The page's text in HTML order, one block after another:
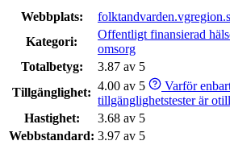
Webbplats:
Kategori:
Offentligt finansierad
omsorg
Totalbetyg:
3.87 av 5
Tillgänglighet: 4.00 av 5
Varför
tillgänglighetstester är
Hastighet:
3.68 av 5
Webbstandard: 3.97 av 5